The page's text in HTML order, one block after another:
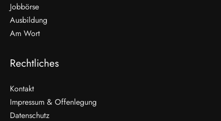
Jobbörse
Ausbildung
Am Wort
Rechtliches
Kontakt
Impressum & Offenlegung
Datenschutz